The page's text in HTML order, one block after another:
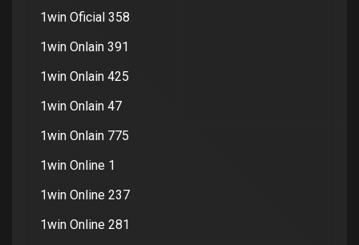
1win Oficial 358
1win Onlain 391
1win Onlain 425
1win Onlain 47
1win Onlain 775
1win Online 1
1win Online 237
1win Online 281